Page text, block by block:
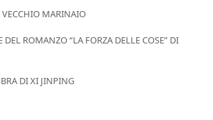
VECCHIO MARINAIO
DEL ROMANZO “LA FORZA DELLE COSE” DI
DI XI JINPING